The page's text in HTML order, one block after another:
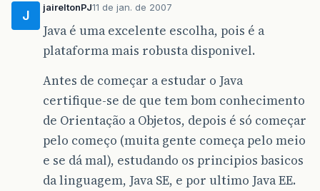
J
jaireltonPJ11 de jan. de 2007
Java é uma excelente escolha, pois é a
plataforma mais robusta disponivel.
Antes de começar a estudar o Java
certifique-se de que tem bom conhecimento
de Orientação a Objetos, depois é só começar
pelo começo (muita gente começa pelo meio
e se dá mal), estudando os principios basicos
da linguagem, Java SE, e por ultimo Java EE.